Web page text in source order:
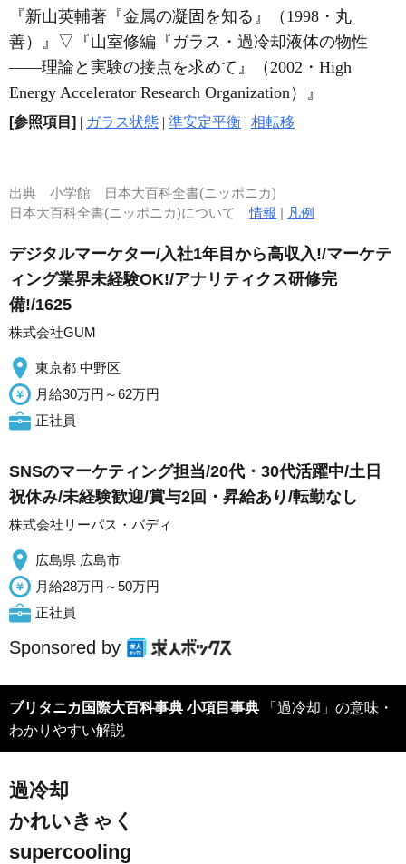
『新山英輔著『金属の凝固を知る』（1998・丸
善）』 ▽ 『山室修編『ガラス・過冷却液体の物性
――理論と実験の接点を求めて』（2002・High
Energy Accelerator Research Organization）』
[参照項目] | ガラス状態 | 準安定平衡 | 相転移
出典 小学館 日本大百科全書(ニッポニカ)
日本大百科全書(ニッポニカ)について情報 | 凡例
デジタルマーケター/入社1年目から高収入!/マーケテ
ィング業界未経験OK!/アナリティクス研修完
備!/1625
株式会社GUM
東京都 中野区
月給30万円～62万円
正社員
SNSのマーケティング担当/20代・30代活躍中/土日
祝休み/未経験歓迎/賞与2回・昇給あり/転勤なし
株式会社リーパス・バディ
広島県 広島市
月給28万円～50万円
正社員
Sponsored by
ブリタニカ国際大百科事典 小項目事典 「過冷却」の意味・
わかりやすい解説
過冷却
かれいきゃく
supercooling